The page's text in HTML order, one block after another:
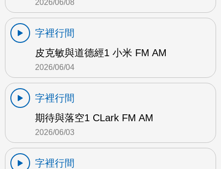
2026/06/08
字裡行間
皮克敏與道德經1 小米 FM AM
2026/06/04
字裡行間
期待與落空1 CLark FM AM
2026/06/03
字裡行間